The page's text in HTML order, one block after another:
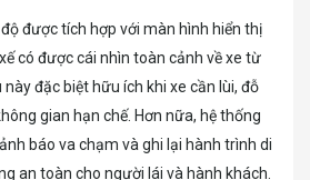
được tích hợp với màn hình hiển thị
có được cái nhìn toàn cảnh về xe từ
đặc biệt hữu ích khi xe cần lùi, đỗ
gian hạn chế. Hơn nữa, hệ thống
báo va chạm và ghi lại hành trình di
an toàn cho người lái và hành khách.